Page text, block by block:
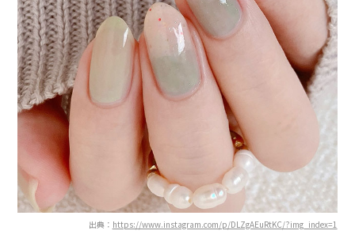
出典： https://www.instagram.com/p/DLZgAEuRtKC/?img_index=1